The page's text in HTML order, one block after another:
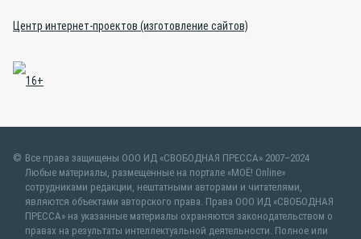
Центр интернет-проектов (изготовление сайтов)
Все права защищены ООО ИД «СВОБОДНАЯ ПРЕССА» 2007–2024
Любые материалы, размещенные на портале «МОЁ! Online»
сотрудниками редакции, нештатными авторами и читателями,
являются объектами авторского права. Права ООО ИД «СВОБОДНАЯ
ПРЕССА» на указанные материалы охраняются законодательством о
правах на результаты интеллектуальной деятельности. Полное или